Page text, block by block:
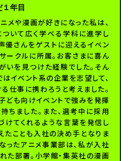
年目
メや漫画が好きになった私は、
いて広く学べる学科に進学し
優さんをゲストに迎えるイベン
ークルに所属。お客さまに喜ん
いを見つけた経験でした。そん
イベント系の企業を志望して、
仕事に携わろうと考えました。
ども向けイベントで強みを発揮
ちました。また、選考中に採用
てくれるような言葉を発信し
たことも入社の決め手となりま
ったアニメ事業部は、私が入社
た部署。小学館・集英社の漫画